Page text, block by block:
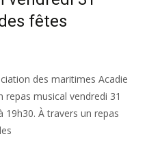
fêtes
des maritimes Acadie
repas musical vendredi 31
19h30. À travers un repas